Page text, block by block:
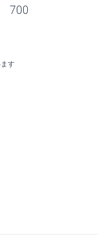
700
す